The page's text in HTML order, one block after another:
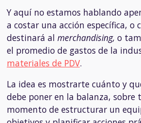
Y aquí no estamos hablando
a costar una acción específica, o
destinará al merchandising, o
el promedio de gastos de la
materiales de PDV.
La idea es mostrarte cuánto y
debe poner en la balanza, sobre
momento de estructurar un